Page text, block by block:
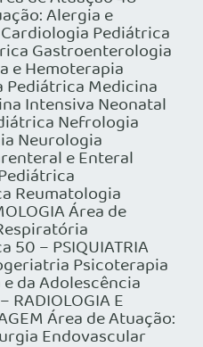
Alergia e
Pediátrica
Gastroenterologia
e Hemoterapia
Medicina
Intensiva Neonatal
Nefrologia
Neurologia
e Enteral
Reumatologia
Área de
50 – PSIQUIATRIA
Psicoterapia
da Adolescência
RADIOLOGIA E
Área de Atuação:
Endovascular